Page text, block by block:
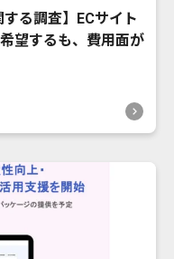
する調査】ECサイト
望するも、費用面が